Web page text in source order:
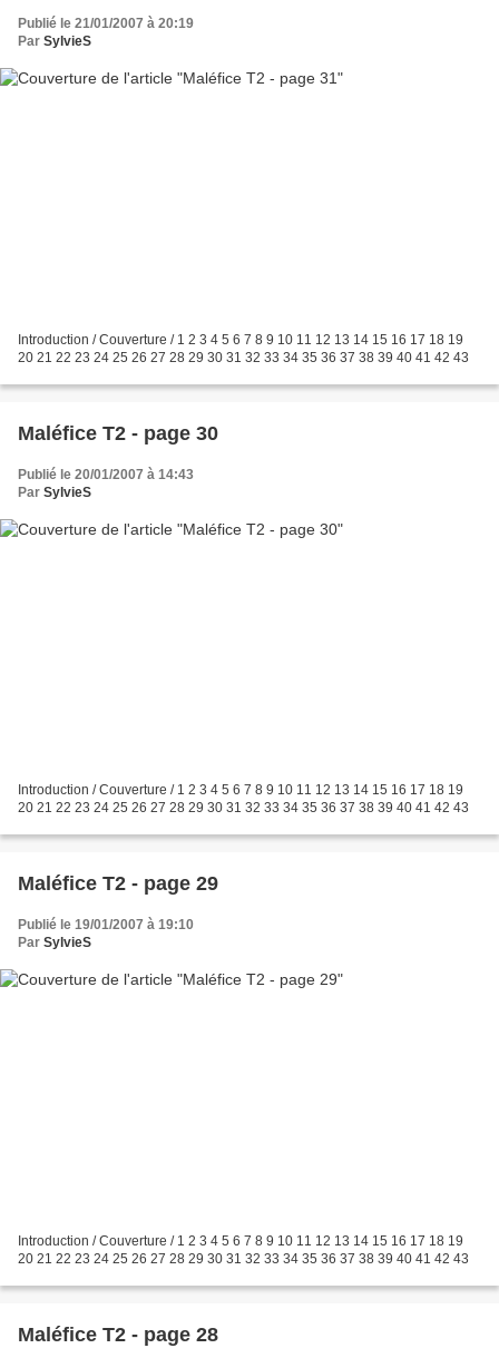
Publié le 21/01/2007 à 20:19
Par SylvieS
Introduction / Couverture / 1 2 3 4 5 6 7 8 9 10 11 12 13 14 15 16 17 18 19
20 21 22 23 24 25 26 27 28 29 30 31 32 33 34 35 36 37 38 39 40 41 42 43
Maléfice T2 - page 30
Publié le 20/01/2007 à 14:43
Par SylvieS
Introduction / Couverture / 1 2 3 4 5 6 7 8 9 10 11 12 13 14 15 16 17 18 19
20 21 22 23 24 25 26 27 28 29 30 31 32 33 34 35 36 37 38 39 40 41 42 43
Maléfice T2 - page 29
Publié le 19/01/2007 à 19:10
Par SylvieS
Introduction / Couverture / 1 2 3 4 5 6 7 8 9 10 11 12 13 14 15 16 17 18 19
20 21 22 23 24 25 26 27 28 29 30 31 32 33 34 35 36 37 38 39 40 41 42 43
Maléfice T2 - page 28